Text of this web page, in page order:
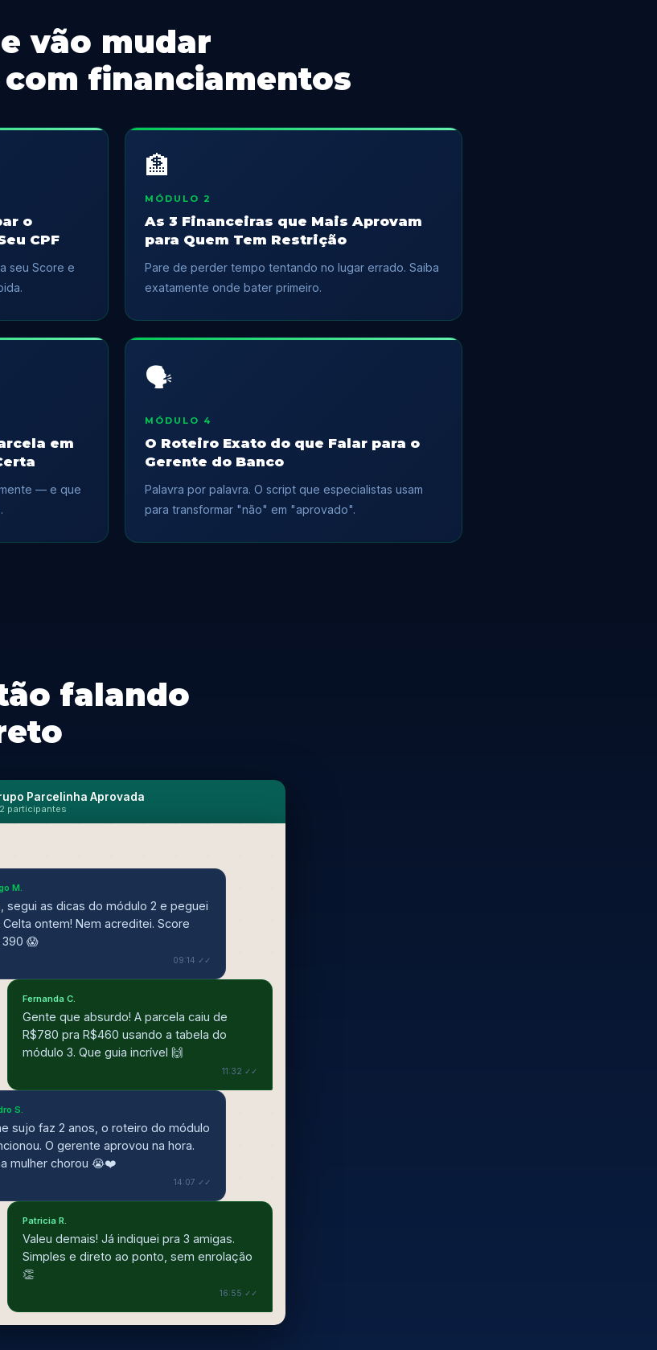
vão mudar
financiamentos
o
CPF
seu Score e
🏦
MÓDULO 2
As 3 Financeiras que Mais Aprovam
para Quem Tem Restrição
Pare de perder tempo tentando no lugar errado. Saiba
exatamente onde bater primeiro.
em
— e que
🗣️
MÓDULO 4
O Roteiro Exato do que Falar para o
Gerente do Banco
Palavra por palavra. O script que especialistas usam
para transformar "não" em "aprovado".
falando
Parcelinha Aprovada
participantes
M.
segui as dicas do módulo 2 e peguei
Celta ontem! Nem acreditei. Score
😱
09:14 ✓✓
Fernanda C.
Gente que absurdo! A parcela caiu de
R$780 pra R$460 usando a tabela do
módulo 3. Que guia incrível 🙌
11:32 ✓✓
S.
sujo faz 2 anos, o roteiro do módulo
O gerente aprovou na hora.
mulher chorou 😭❤️
14:07 ✓✓
Patricia R.
Valeu demais! Já indiquei pra 3 amigas.
Simples e direto ao ponto, sem enrolação
👏
16:55 ✓✓